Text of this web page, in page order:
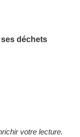
déchets
votre lecture.